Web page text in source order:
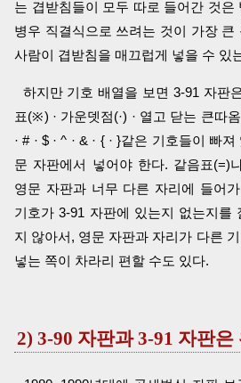
는 겹받침들이 모두 따로 들어간 것은
병우 직결식으로 쓰려는 것이 가장 큰
사람이 겹받침을 매끄럽게 넣을 수 있
하지만 기호 배열을 보면 3-91 자판
표(※) · 가운뎃점(·) · 열고 닫는 큰따
· # · $ · ^ · & · { · }같은 기호들이 빠
문 자판에서 넣어야 한다. 같음표(=)
영문 자판과 너무 다른 자리에 들어
기호가 3-91 자판에 있는지 없는지를
지 않아서, 영문 자판과 자리가 다른
넣는 쪽이 차라리 편할 수도 있다.
2) 3-90 자판과 3-91 자판